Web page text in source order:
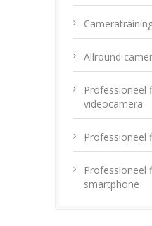
Allround
Professioneel
videocamera
Professioneel
Professioneel
smartphone